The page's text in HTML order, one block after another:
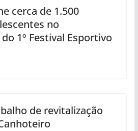
cerca de 1.500
no
1º Festival Esportivo
de revitalização